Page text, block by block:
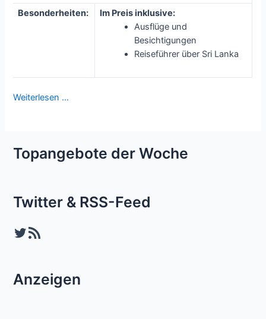
Besonderheiten:
Im Preis inklusive:
Ausflüge und
Besichtigungen
Reiseführer über Sri Lanka
Weiterlesen …
Topangebote der Woche
Twitter & RSS-Feed
Twitter RSS-Feed
Anzeigen